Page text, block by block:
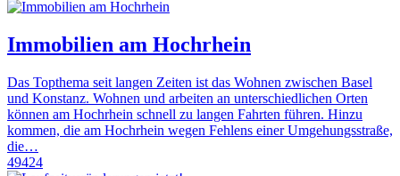
Immobilien am Hochrhein
Das Topthema seit langen Zeiten ist das Wohnen zwischen Basel
und Konstanz. Wohnen und arbeiten an unterschiedlichen Orten
können am Hochrhein schnell zu langen Fahrten führen. Hinzu
kommen, die am Hochrhein wegen Fehlens einer Umgehungsstraße,
die…
49424